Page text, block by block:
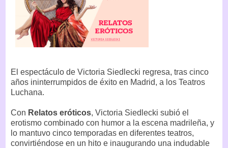
El espectáculo de Victoria Siedlecki regresa, tras cinco
años ininterrumpidos de éxito en Madrid, a los Teatros
Luchana.
Con Relatos eróticos, Victoria Siedlecki subió el
erotismo combinado con humor a la escena madrileña, y
lo mantuvo cinco temporadas en diferentes teatros,
convirtiéndose en un hito e inaugurando una indudable